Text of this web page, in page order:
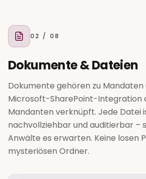
02 / 08
Dokumente & Dateien
Dokumente gehören zu Mandaten
Microsoft-SharePoint-Integration
Mandanten verknüpft. Jede Datei
nachvollziehbar und auditierbar –
Anwälte es erwarten. Keine losen
mysteriösen Ordner.